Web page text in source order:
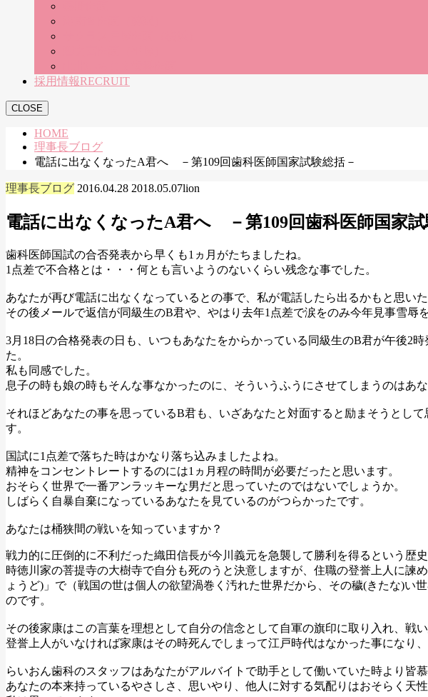
採用情報RECRUIT
CLOSE
HOME
理事長ブログ
電話に出なくなったA君へ －第109回歯科医師国家試験総括－
理事長ブログ 2016.04.28 2018.05.07lion
電話に出なくなったA君へ －第109回歯科医師国家試
歯科医師国試の合否発表から早くも1ヵ月がたちましたね。
1点差で不合格とは・・・何とも言いようのないくらい残念な事でした。
あなたが再び電話に出なくなっているとの事で、私が電話したら出るかもと思い
その後メールで返信が同級生のB君や、やはり去年1点差で涙をのみ今年見事雪
3月18日の合格発表の日も、いつもあなたをからかっている同級生のB君が午後2
た。
私も同感でした。
息子の時も娘の時もそんな事なかったのに、そういうふうにさせてしまうのはあ
それほどあなたの事を思っているB君も、いざあなたと対面すると励まそうとし
す。
国試に1点差で落ちた時はかなり落ち込みましたよね。
精神をコンセントレートするのには1ヵ月程の時間が必要だったと思います。
おそらく世界で一番アンラッキーな男だと思っていたのではないでしょうか。
しばらく自暴自棄になっているあなたを見ているのがつらかったです。
あなたは桶狭間の戦いを知っていますか？
戦力的に圧倒的に不利だった織田信長が今川義元を急襲して勝利を得るという歴
時徳川家の菩提寺の大樹寺で自分も死のうと決意しますが、住職の登誉上人に
ょうど)」で（戦国の世は個人の欲望渦巻く汚れた世界だから、その穢(きたな)
のです。
その後家康はこの言葉を理想として自分の信念として自軍の旗印に取り入れ、戦
登誉上人がいなければ家康はその時死んでしまって江戸時代はなかった事になり
らいおん歯科のスタッフはあなたがアルバイトで助手として働いていた時より皆
あなたの本来持っているやさしさ、思いやり、他人に対する気配りはおそらく